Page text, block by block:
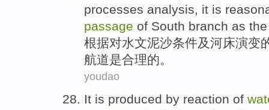
processes analysis, it is
passage of South branch as
根据对水文泥沙条件及河床演变
航道是合理的。
youdao
It is produced by reaction of